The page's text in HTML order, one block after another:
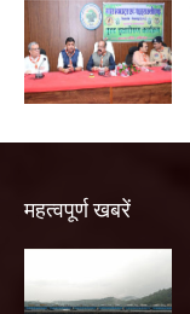
महत्वपूर्ण खबरें